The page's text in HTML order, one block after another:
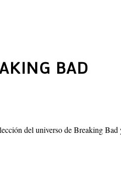
BAD
del universo de Breaking